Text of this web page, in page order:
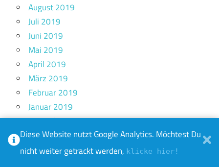
August 2019
Juli 2019
Juni 2019
Mai 2019
April 2019
März 2019
Februar 2019
Januar 2019
Dezember 2018
November 2018
Oktober 2018
Diese Website nutzt Google Analytics. Möchtest Du
nicht weiter getrackt werden, klicke hier!